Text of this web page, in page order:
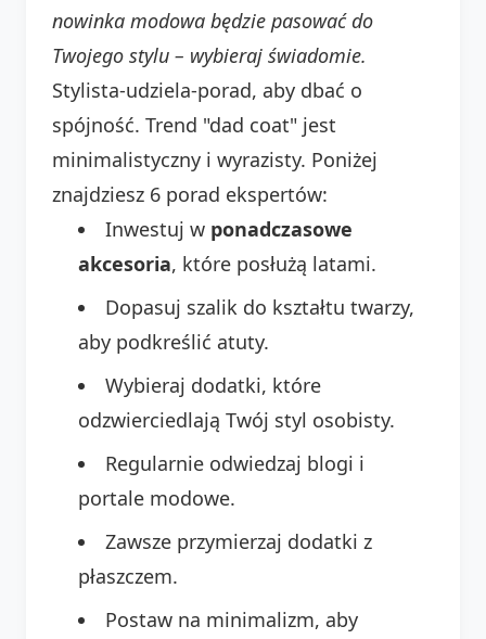
nowinka modowa będzie pasować do
Twojego stylu – wybieraj świadomie.
Stylista-udziela-porad, aby dbać o
spójność. Trend "dad coat" jest
minimalistyczny i wyrazisty. Poniżej
znajdziesz 6 porad ekspertów:
Inwestuj w ponadczasowe
akcesoria, które posłużą latami.
Dopasuj szalik do kształtu twarzy,
aby podkreślić atuty.
Wybieraj dodatki, które
odzwierciedlają Twój styl osobisty.
Regularnie odwiedzaj blogi i
portale modowe.
Zawsze przymierzaj dodatki z
płaszczem.
Postaw na minimalizm, aby